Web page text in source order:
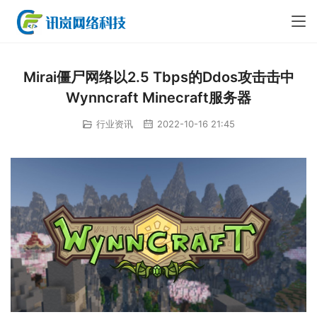
Mirai僵尸网络以2.5 Tbps的Ddos攻击击中
Wynncraft Minecraft服务器
行业资讯 2022-10-16 21:45